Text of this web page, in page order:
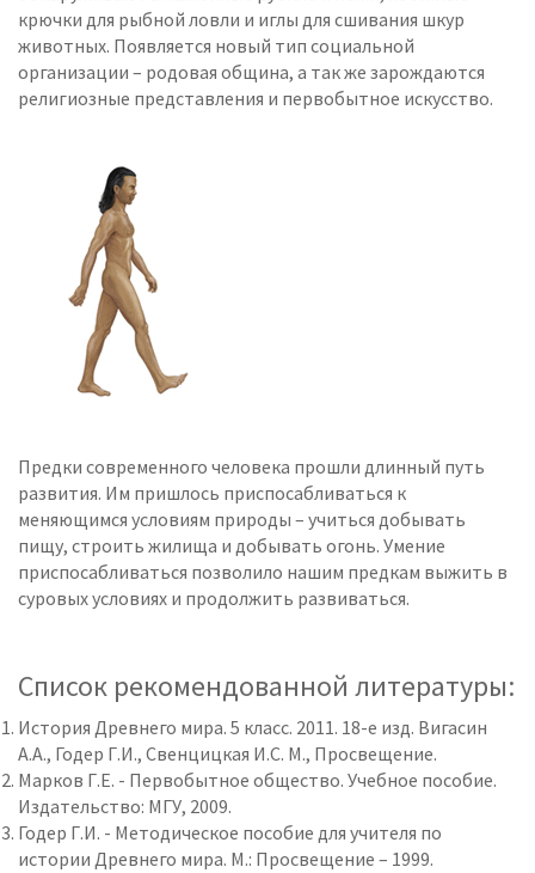
крючки для рыбной ловли и иглы для сшивания шкур
животных. Появляется новый тип социальной
организации – родовая община, а так же зарождаются
религиозные представления и первобытное искусство.
Предки современного человека прошли длинный путь
развития. Им пришлось приспосабливаться к
меняющимся условиям природы – учиться добывать
пищу, строить жилища и добывать огонь. Умение
приспосабливаться позволило нашим предкам выжить в
суровых условиях и продолжить развиваться.
Список рекомендованной литературы:
История Древнего мира. 5 класс. 2011. 18-е изд. Вигасин
А.А., Годер Г.И., Свенцицкая И.С. М., Просвещение.
Марков Г.Е. - Первобытное общество. Учебное пособие.
Издательство: МГУ, 2009.
Годер Г.И. - Методическое пособие для учителя по
истории Древнего мира. М.: Просвещение – 1999.